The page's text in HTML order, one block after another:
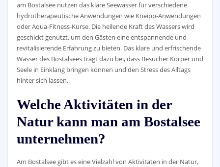
am Bostalsee nutzen das klare Seewasser für verschiedene
hydrotherapeutische Anwendungen wie Kneipp-Anwendungen
oder Aqua-Fitness-Kurse. Die heilende Kraft des Wassers wird
geschickt genutzt, um den Gästen eine entspannende und
revitalisierende Erfahrung zu bieten. Das klare und erfrischende
Wasser des Bostalsees trägt dazu bei, dass Besucher Körper und
Seele in Einklang bringen können und den Stress des Alltags
hinter sich lassen.
Welche Aktivitäten in der
Natur kann man am Bostalsee
unternehmen?
Am Bostalsee gibt es eine Vielzahl von Aktivitäten in der Natur,